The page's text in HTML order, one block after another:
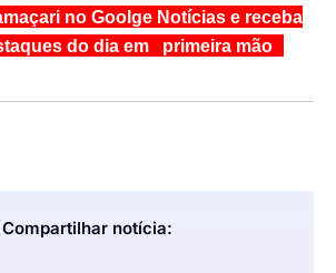
no Goolge Notícias e receba
do dia em primeira mão
Compartilhar notícia: